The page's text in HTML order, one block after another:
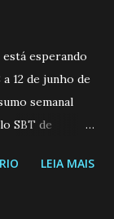
esperando
12 de junho de
semanal
SBT de
26 a 14/06/26
LEIA MAIS